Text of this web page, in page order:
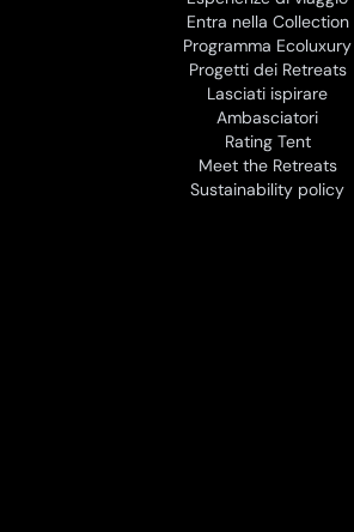
Entra nella Collection
Programma Ecoluxury
Progetti dei Retreats
Lasciati ispirare
Ambasciatori
Rating Tent
Meet the Retreats
Sustainability policy